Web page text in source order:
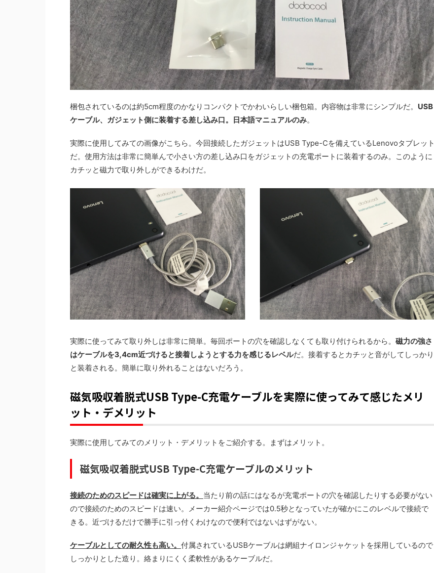
梱包されているのは約5cm程度のかなりコンパクトでかわいらしい梱包箱。内容物は非常にシンプルだ。 USB
ケーブル、ガジェット側に装着する差し込み口。日本語マニュアルのみ。
実際に使用してみての画像がこちら。今回接続したガジェットはUSB Type-Cを備えているLenovoタブレット
だ。使用方法は非常に簡単んで小さい方の差し込み口をガジェットの充電ポートに装着するのみ。このように
カチッと磁力で取り外しができるわけだ。
実際に使ってみて取り外しは非常に簡単。毎回ポートの穴を確認しなくても取り付けられるから。 磁力の強さ
はケーブルを3,4cm近づけると接着しようとする力を感じるレベルだ。接着するとカチッと音がしてしっかり
と装着される。簡単に取り外れることはないだろう。
磁気吸収着脱式USB Type-C充電ケーブルを実際に使ってみて感じたメリ
ット・デメリット
実際に使用してみてのメリット・デメリットをご紹介する。まずはメリット。
磁気吸収着脱式USB Type-C充電ケーブルのメリット
接続のためのスピードは確実に上がる。 当たり前の話にはなるが充電ポートの穴を確認したりする必要がない
ので接続のためのスピードは速い。メーカー紹介ページでは0.5秒となっていたが確かにこのレベルで接続で
きる。近づけるだけで勝手に引っ付くわけなので便利ではないはずがない。
ケーブルとしての耐久性も高い。 付属されているUSBケーブルは網組ナイロンジャケットを採用しているので
しっかりとした造り。絡まりにくく柔軟性があるケーブルだ。